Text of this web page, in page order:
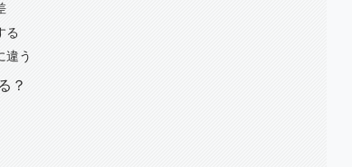
る
違う
？